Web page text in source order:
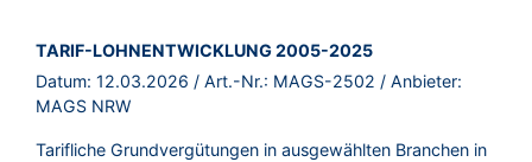
BROSCHÜRE:
TARIF-LOHNENTWICKLUNG 2005-2025
Datum: 12.03.2026 / Art.-Nr.: MAGS-2502 / Anbieter:
MAGS NRW
Tarifliche Grundvergütungen in ausgewählten Branchen in